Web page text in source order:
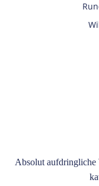
Absolut aufdringliche